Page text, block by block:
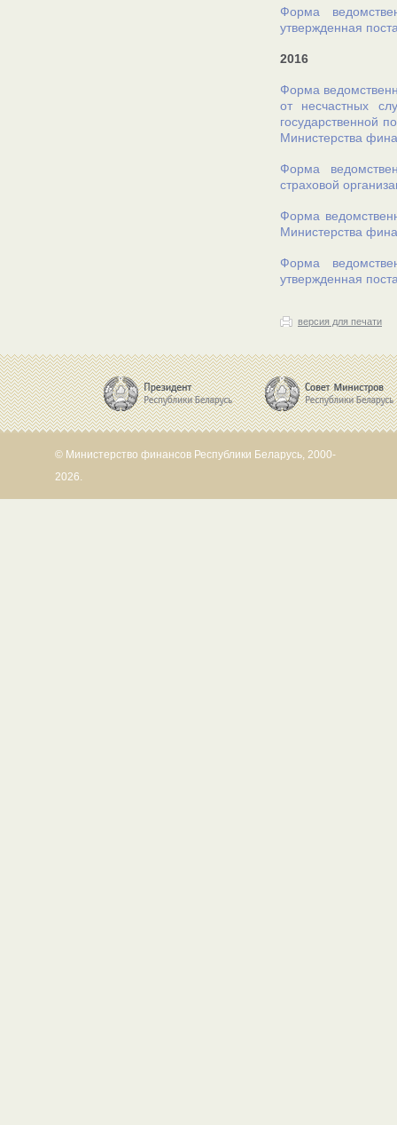
Форма
утвержденная
2016
Форма
от несчастных
государственной
Министерства
Форма
страховой
Форма
Министерства
Форма
утвержденная
версия для печати
© Министерство финансов Республики Беларусь, 2000-
2026.